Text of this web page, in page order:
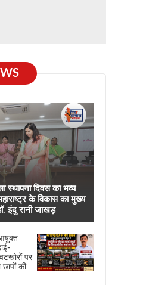
स्थापना दिवस का भव्य
के विकास का मुख्य
इंदु रानी जाखड़
पर
की